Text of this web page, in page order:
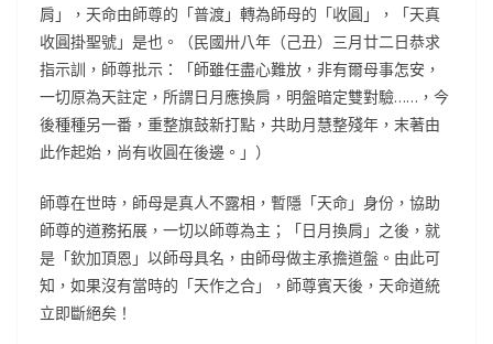
肩」，天命由師尊的「普渡」轉為師母的「收圓」，「天真
收圓掛聖號」是也。（民國卅八年（己丑）三月廿二日恭求
指示訓，師尊批示：「師雖任盡心難放，非有爾母事怎安，
一切原為天註定，所謂日月應換肩，明盤暗定雙對驗……，今
後種種另一番，重整旗鼓新打點，共助月慧整殘年，末著由
此作起始，尚有收圓在後邊。」）
師尊在世時，師母是真人不露相，暫隱「天命」身份，協助
師尊的道務拓展，一切以師尊為主；「日月換肩」之後，就
是「欽加頂恩」以師母具名，由師母做主承擔道盤。由此可
知，如果沒有當時的「天作之合」，師尊賓天後，天命道統
立即斷絕矣！